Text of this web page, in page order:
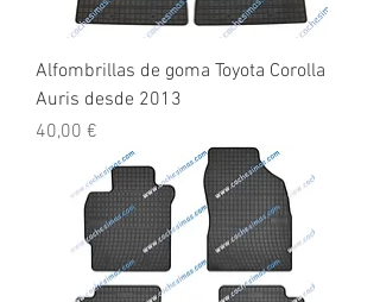
Alfombrillas de goma Toyota Corolla
Auris desde 2013
Precio
40,00 €